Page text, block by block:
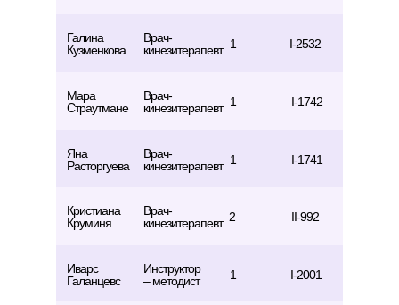
I-2001
II-992
I-1741
I-1742
I-2532
1
2
1
1
1
Инструктор
– методист
Врач-
кинезитерапевт
Врач-
кинезитерапевт
Врач-
кинезитерапевт
Врач-
кинезитерапевт
Иварс
Галанцевс
Кристиана
Круминя
Яна
Расторгуева
Мара
Страутмане
Галина
Кузменкова